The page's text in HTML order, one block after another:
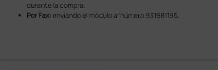
durante la compra.
Por Fax:enviando el módulo al número 931981195.